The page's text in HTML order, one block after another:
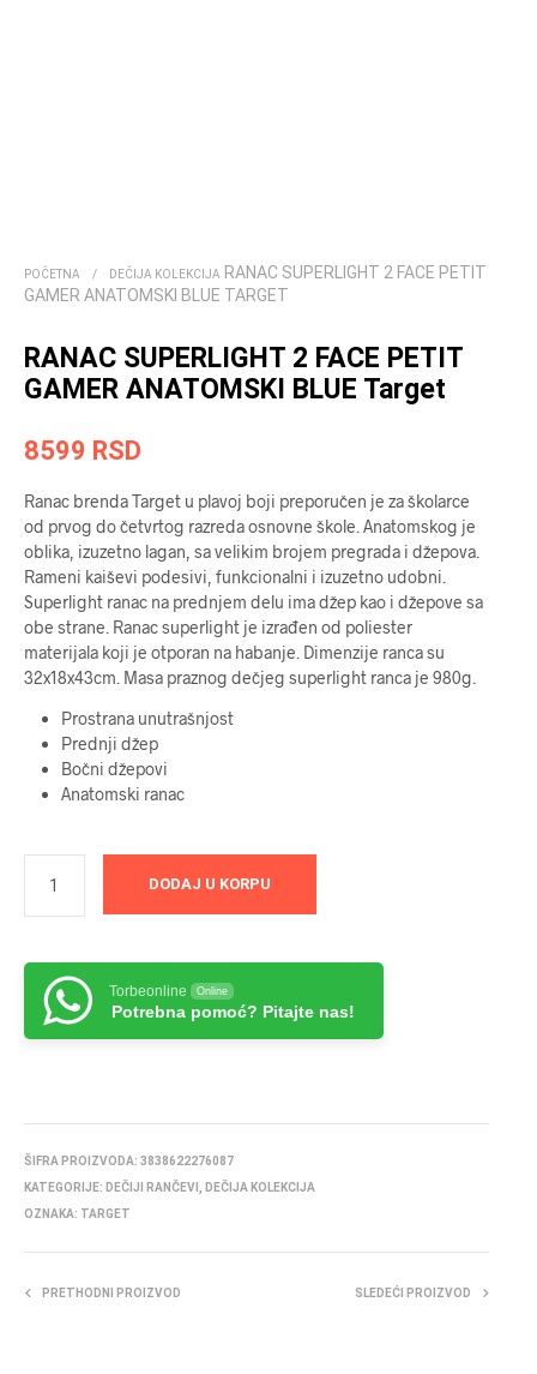
POČETNA / DEČIJA KOLEKCIJA RANAC SUPERLIGHT 2 FACE PETIT
GAMER ANATOMSKI BLUE TARGET
RANAC SUPERLIGHT 2 FACE PETIT
GAMER ANATOMSKI BLUE Target
8599 RSD
Ranac brenda Target u plavoj boji preporučen je za školarce
od prvog do četvrtog razreda osnovne škole. Anatomskog je
oblika, izuzetno lagan, sa velikim brojem pregrada i džepova.
Rameni kaiševi podesivi, funkcionalni i izuzetno udobni.
Superlight ranac na prednjem delu ima džep kao i džepove sa
obe strane. Ranac superlight je izrađen od poliester
materijala koji je otporan na habanje. Dimenzije ranca su
32x18x43cm. Masa praznog dečjeg superlight ranca je 980g.
Prostrana unutrašnjost
Prednji džep
Bočni džepovi
Anatomski ranac
DODAJ U KORPU
Torbeonline Online
Potrebna pomoć? Pitajte nas!
ŠIFRA PROIZVODA: 3838622276087
KATEGORIJE: DEČIJI RANČEVI
DEČIJA KOLEKCIJA
OZNAKA: TARGET
PRETHODNI PROIZVOD SLEDEĆI PROIZVOD